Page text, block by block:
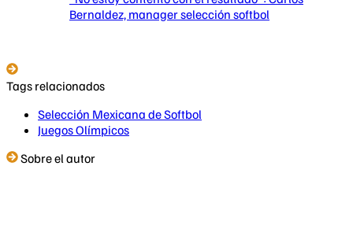
Bernaldez, manager selección softbol
Tags relacionados
Selección Mexicana de Softbol
Juegos Olímpicos
Sobre el autor